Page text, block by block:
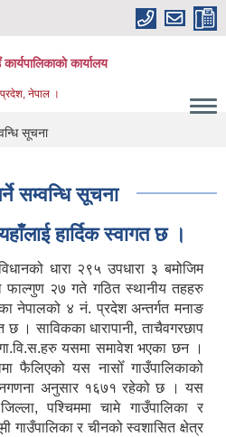
कार्यालय
प्रदेश, नेपाल ।
सूचना
सम्वन्धि सूचना
हार्दिक स्वागत छ ।
धारा २९५ उपधारा ३ बमोजिम
२७ गते गठित स्थानीय तहहरु
नेपालको ४ नं. प्रदेश अन्तर्गत मनाङ
। साविकका धारापानी‚ ताचैवगरछाप
यसमा समावेश भएका छन ।
फैलिएको यस नासोँ गाउँपालिकाको
अनुसार १६७१ रहेको छ । यस
पश्चिममा चामे गाउँपालिका र
गाउँपालिका र चीनको स्वशासित क्षेत्र